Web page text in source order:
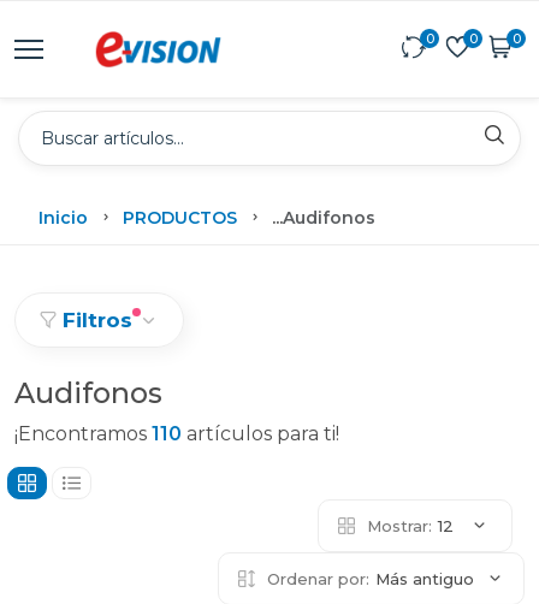
0 0 0
Inicio PRODUCTOS ...Audifonos
Filtros
Audifonos
¡Encontramos 110 artículos para ti!
Mostrar: 12
Ordenar por: Más antiguo